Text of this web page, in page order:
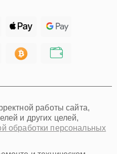
работы сайта,
и других целей,
обработки персональных